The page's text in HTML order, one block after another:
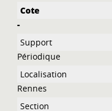
-
Périodique
Rennes